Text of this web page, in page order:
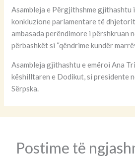
Asambleja e Përgjithshme gjithashtu
konkluzione parlamentare të
ambasada perëndimore i përshkruan
përbashkët si “qëndrime kundër
Asambleja gjithashtu e emëroi Ana
këshilltaren e Dodikut, si presidente
Sërpska.
Postime të